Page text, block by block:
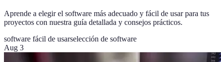
Aprende a elegir el software más adecuado y fácil de usar para tus
proyectos con nuestra guía detallada y consejos prácticos.
software fácil de usarselección de software
Aug 3